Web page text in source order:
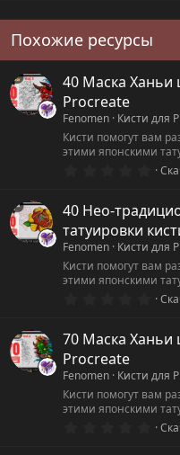
Похожие ресурсы
40 Маска Ханьи
Procreate
Fenomen Кисти для
Кисти помогут вам
этими японскими
0
0
з
в
ё
з
д
40 Нео-
татуировки
Fenomen Кисти для
Кисти помогут вам
этими японскими
0
0
з
ё
з
д
70 Маска Ханьи
Procreate
Fenomen Кисти для
Кисти помогут вам
этими японскими
0